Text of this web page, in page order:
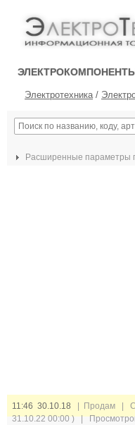
Электротехника/
Расширенные параметры
11:46 30.10.18 | Продам |
31.10.22 00:00 ) |